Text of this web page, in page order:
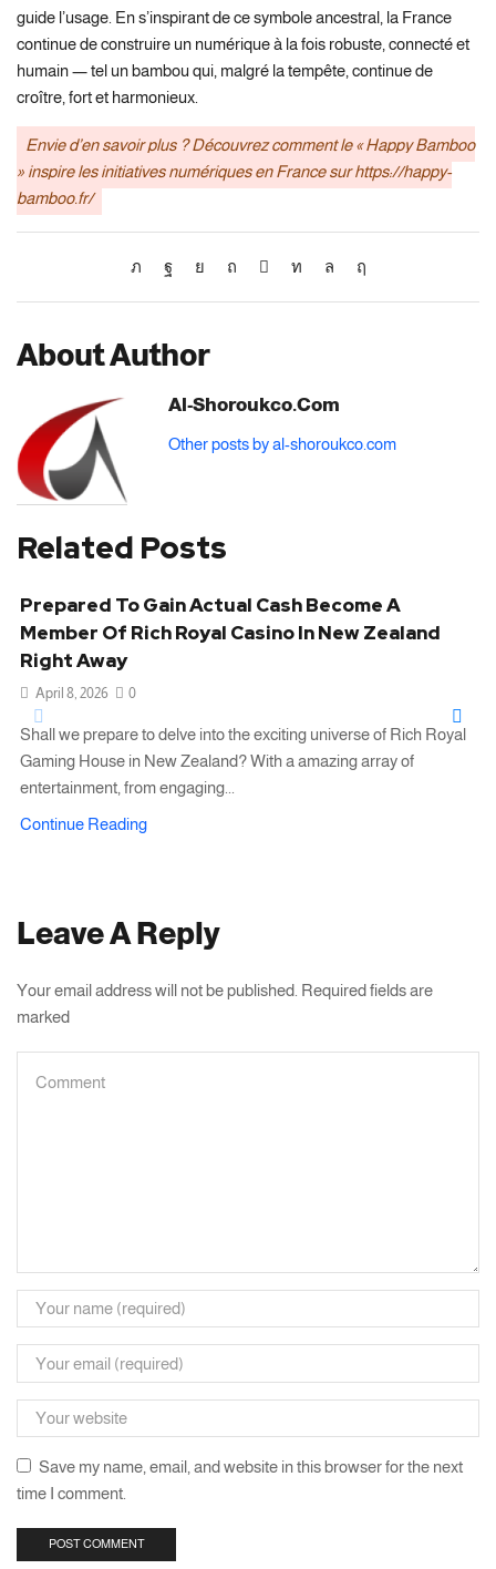
guide l’usage. En s’inspirant de ce symbole ancestral, la France
continue de construire un numérique à la fois robuste, connecté et
humain — tel un bambou qui, malgré la tempête, continue de
croître, fort et harmonieux.
Envie d’en savoir plus ? Découvrez comment le « Happy Bamboo
» inspire les initiatives numériques en France sur https://happy-
bamboo.fr/
About Author
Al-Shoroukco.com
Other posts by al-shoroukco.com
Related Posts
Prepared To Gain Actual Cash Become A
Member Of Rich Royal Casino In New Zealand
Right Away
April 8, 2026 0
Shall we prepare to delve into the exciting universe of Rich Royal
Gaming House in New Zealand? With a amazing array of
entertainment, from engaging...
Continue Reading
Leave A Reply
Your email address will not be published. Required fields are
marked
Save my name, email, and website in this browser for the next
time I comment.